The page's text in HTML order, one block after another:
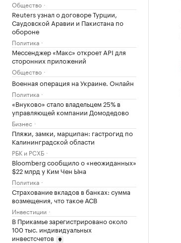
Общество
Reuters узнал о договоре Турции,
Саудовской Аравии и Пакистана по
обороне
Политика
Мессенджер «Макс» откроет API для
сторонних приложений
Общество
Военная операция на Украине. Онлайн
Политика
«Внуково» стало владельцем 25% в
управляющей компании Домодедово
Бизнес
Пляжи, замки, марципан: гастрогид по
Калининградской области
РБК и РСХБ
Bloomberg сообщило о «неожиданных»
$22 млрд у Ким Чен Ына
Политика
Страхование вкладов в банках: сумма
возмещения, что такое АСВ
Инвестиции
В Прикамье зарегистрировано около
100 тыс. индивидуальных
инвестсчетов